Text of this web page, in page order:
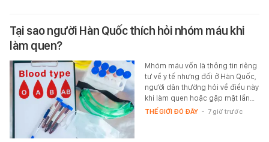
Tại sao người Hàn Quốc thích hỏi nhóm máu khi
làm quen?
Mhóm máu vốn là thông tin riêng
tư về y tế nhưng đối ở Hàn Quốc,
người dân thường hỏi về điều này
khi làm quen hoặc gặp mặt lần…
THẾ GIỚI ĐÓ ĐÂY - 7 giờ trước